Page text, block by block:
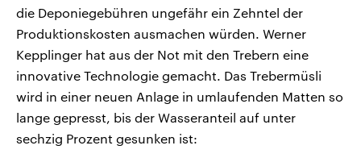
die Deponiegebühren ungefähr ein Zehntel der
Produktionskosten ausmachen würden. Werner
Kepplinger hat aus der Not mit den Trebern eine
innovative Technologie gemacht. Das Trebermüsli
wird in einer neuen Anlage in umlaufenden Matten so
lange gepresst, bis der Wasseranteil auf unter
sechzig Prozent gesunken ist: